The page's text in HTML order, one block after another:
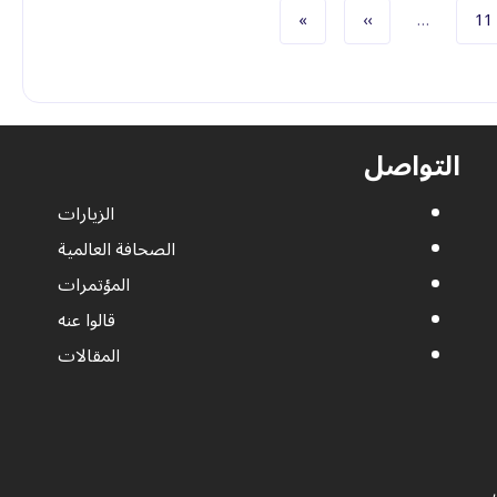
الصفحة
11
… الصفحة التالية
›› الصفحة الأخيرة
»
التواصل
الزيارات
الصحافة العالمية
المؤتمرات
قالوا عنه
المقالات